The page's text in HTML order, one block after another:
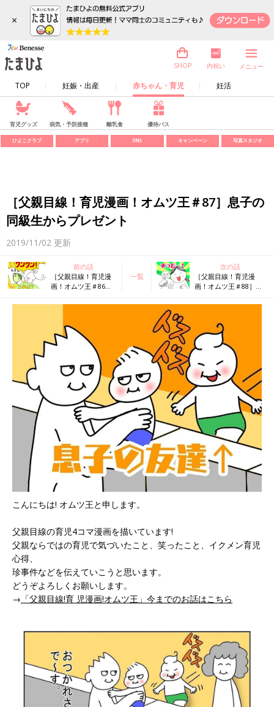
×
TOP 妊娠・出産 赤ちゃん・育児 妊活
SHOP 内祝い メニュー
育児グッズ 病気・予防接種 離乳食 優待パス
ひよこクラブ アプリ SNS キャンペーン 写真スタジオ
［父親目線！育児漫画！オムツ王＃87］息子の
同級生からプレゼント
2019/11/02 更新
前の話
［父親目線！育児漫
画！オムツ王＃86］
一覧
次の話
［父親目線！育児漫
画！オムツ王＃88］め
こんにちは! オムツ王と申します。
父親目線の育児4コマ漫画を描いています!
父親ならではの育児で気づいたこと、笑ったこと、イクメン育児
心得、
珍事件などを伝えていこうと思います。
どうぞよろしくお願いします。
→ 「父親目線!育 児漫画!オムツ王」今までのお話はこちら